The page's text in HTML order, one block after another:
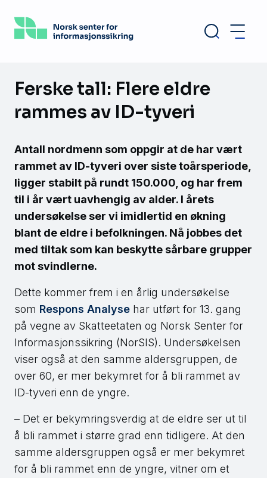
hovedinnhold
Ferske tall: Flere eldre
rammes av ID-tyveri
Antall nordmenn som oppgir at de har vært
rammet av ID-tyveri over siste toårsperiode,
ligger stabilt på rundt 150.000, og har frem
til i år vært uavhengig av alder. I årets
undersøkelse ser vi imidlertid en økning
blant de eldre i befolkningen. Nå jobbes det
med tiltak som kan beskytte sårbare grupper
mot svindlerne.
Dette kommer frem i en årlig undersøkelse
som Respons Analyse har utført for 13. gang
på vegne av Skatteetaten og Norsk Senter for
Informasjonssikring (NorSIS). Undersøkelsen
viser også at den samme aldersgruppen, de
over 60, er mer bekymret for å bli rammet av
ID-tyveri enn de yngre.
– Det er bekymringsverdig at de eldre ser ut til
å bli rammet i større grad enn tidligere. At den
samme aldersgruppen også er mer bekymret
for å bli rammet enn de yngre, vitner om et